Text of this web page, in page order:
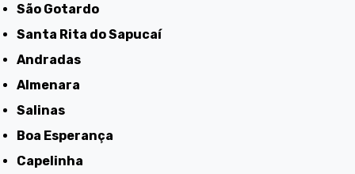
São Gotardo
Santa Rita do Sapucaí
Andradas
Almenara
Salinas
Boa Esperança
Capelinha